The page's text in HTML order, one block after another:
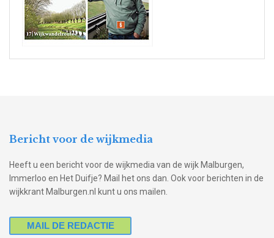
Bericht voor de wijkmedia
Heeft u een bericht voor de wijkmedia van de wijk Malburgen,
Immerloo en Het Duifje? Mail het ons dan. Ook voor berichten in de
wijkkrant Malburgen.nl kunt u ons mailen.
MAIL DE REDACTIE